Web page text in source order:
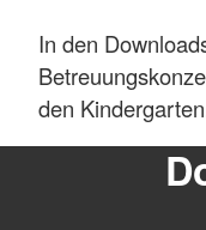
In den
den